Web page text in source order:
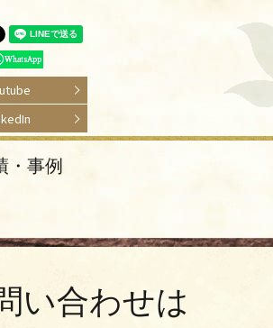
・事例
い合わせは